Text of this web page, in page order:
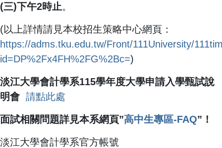
(三)下午2時止。
(以上詳情請見本校招生策略中心網頁：
https://adms.tku.edu.tw/Front/111University/
id=DP%2Fx4FH%2FG%2Bc=)
淡江大學會計學系115學年度大學申請入學甄試說
明會 請點此處
面試相關問題詳見本系網頁”高中生專區-FAQ”！
淡江大學會計學系官方帳號